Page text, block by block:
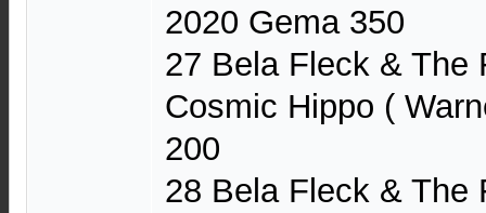
2020 Gema 350
27 Bela Fleck & The
Cosmic Hippo (
200
28 Bela Fleck & The